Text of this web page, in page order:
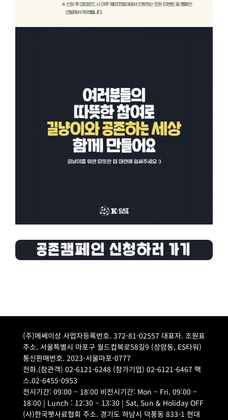
(주)메쎄이상 사업자등록번호. 372-81-02557 대표자. 조원표
주소. 서울특별시 마포구 월드컵북로58길9 (상암동, ES타워)
통신판매번호. 2023-서울마포-0777
전화.(참관객) 02-6121-6248 (참가기업) 02-6121-6467 팩
스.02-6455-0953
전시기간: 09:00 – 18:00 비전시기간: Mon – Fri. 09:00 –
18:00 | Lunch : 12:30 – 13:30 | Sat, Sun & Holiday OFF
(사)한국펫사료협회 주소. 경기도 하남시 덕풍동 833-1 현대